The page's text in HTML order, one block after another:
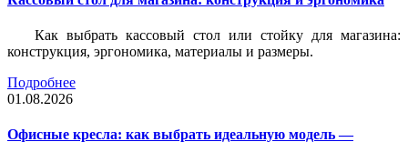
Как выбрать кассовый стол или стойку для магазина:
конструкция, эргономика, материалы и размеры.
Подробнее
01.08.2026
Офисные кресла: как выбрать идеальную модель —